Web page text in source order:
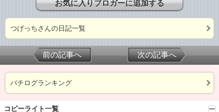
お気に入りブロガーに追加する
つげっちさんの日記一覧
前の記事へ 次の記事へ
パチログランキング
コピーライト一覧